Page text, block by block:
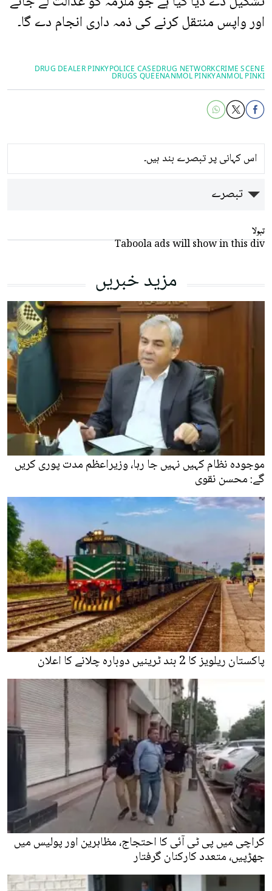
اور واپس منتقل کرنے کی ذمہ داری انجام دے گا۔
CRIME SCENE
DRUG NETWORK
POLICE CASE
DRUG DEALER PINKY
ANMOL PINKI
ANMOL PINKY
DRUGS QUEEN
اس کہانی پر تبصرے بند ہیں۔
تبصرے
تبولا
Taboola ads will show in this div
مزید خبریں
موجودہ نظام کہیں نہیں جا رہا، وزیراعظم مدت پوری کریں
گے: محسن نقوی
پاکستان ریلویز کا 2 بند ٹرینیں دوبارہ چلانے کا اعلان
کراچی میں پی ٹی آئی کا احتجاج، مظاہرین اور پولیس میں
جھڑپیں، متعدد کارکنان گرفتار